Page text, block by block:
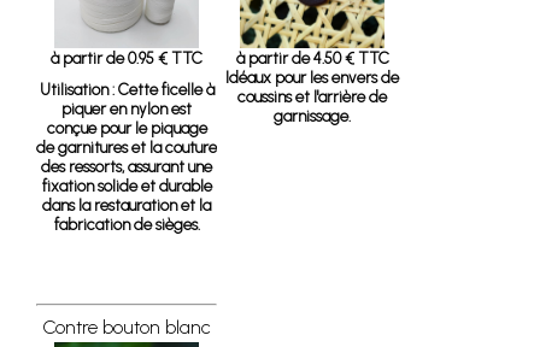
à partir de 0.95 € TTC
Utilisation :Cette ficelle à
piquer en nylon est
conçue pour le piquage
de garnitures et la couture
des ressorts, assurant une
fixation solide et durable
dans la restauration et la
fabrication de sièges.
à partir de 4.50 € TTC
Idéaux pour les envers de
coussins et l'arrière de
garnissage.
Contre bouton blanc